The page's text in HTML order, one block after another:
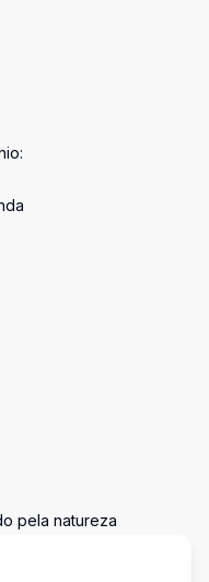
pela natureza